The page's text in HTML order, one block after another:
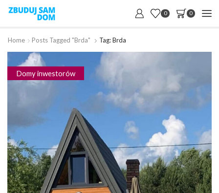
0 0
Home Posts Tagged "brda" Tag: Brda
Domy inwestorów